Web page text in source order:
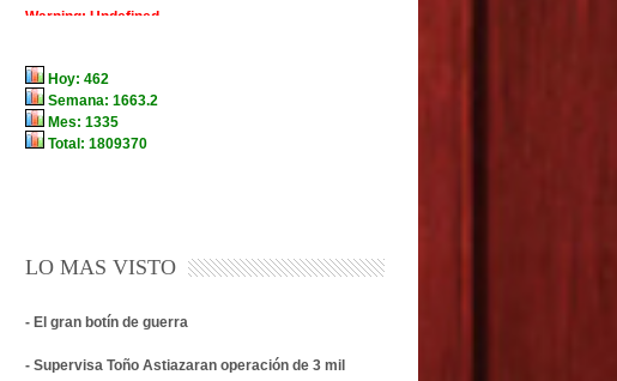
LO MAS VISTO
- El gran botín de guerra
- Supervisa Toño Astiazaran operación de 3 mil